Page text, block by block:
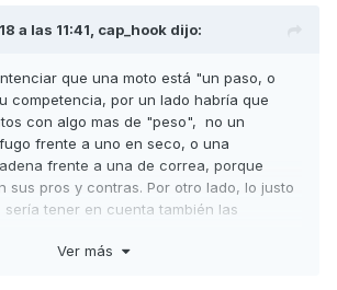
a las 11:41, cap_hook dijo:
que una moto está "un paso, o
competencia, por un lado habría que
con algo mas de "peso", no un
frente a uno en seco, o una
frente a una de correa, porque
sus pros y contras. Por otro lado, lo justo
sería tener en cuenta también las
Ver más